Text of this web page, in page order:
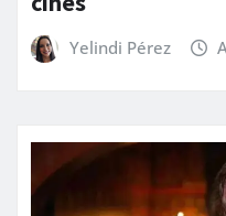
Yelindi Pérez